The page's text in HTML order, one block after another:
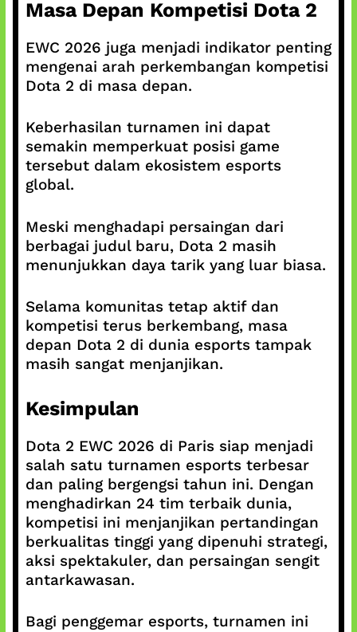
Masa Depan Kompetisi Dota 2
EWC 2026 juga menjadi indikator penting
mengenai arah perkembangan kompetisi
Dota 2 di masa depan.
Keberhasilan turnamen ini dapat
semakin memperkuat posisi game
tersebut dalam ekosistem esports
global.
Meski menghadapi persaingan dari
berbagai judul baru, Dota 2 masih
menunjukkan daya tarik yang luar biasa.
Selama komunitas tetap aktif dan
kompetisi terus berkembang, masa
depan Dota 2 di dunia esports tampak
masih sangat menjanjikan.
Kesimpulan
Dota 2 EWC 2026 di Paris siap menjadi
salah satu turnamen esports terbesar
dan paling bergengsi tahun ini. Dengan
menghadirkan 24 tim terbaik dunia,
kompetisi ini menjanjikan pertandingan
berkualitas tinggi yang dipenuhi strategi,
aksi spektakuler, dan persaingan sengit
antarkawasan.
Bagi penggemar esports, turnamen ini